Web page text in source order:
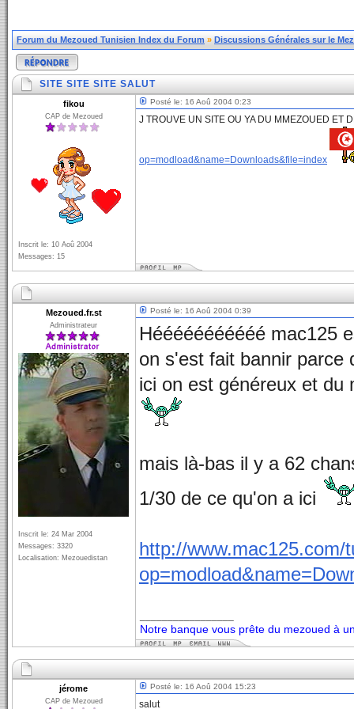
Forum du Mezoued Tunisien Index du Forum » Discussions Générales sur le
SITE SITE SITE SALUT
fikou
CAP de Mezoued
Inscrit le: 10 Aoû 2004
Messages: 15
Posté le: 16 Aoû 2004 0:23
J TROUVE UN SITE OU YA DU MMEZOUED ET
op=modload&name=Downloads&file=index
Mezoued.fr.st
Administrateur
Inscrit le: 24 Mar 2004
Messages: 3320
Localisation: Mezouedistan
Posté le: 16 Aoû 2004 0:39
Hééééééééééé mac125
on s'est fait bannir parce
ici on est généreux et du
mais là-bas il y a 62
1/30 de ce qu'on a ici
http://www.mac125.com/
Notre banque vous prête du mezoued à
jérome
CAP de Mezoued
Posté le: 16 Aoû 2004 15:23
salut